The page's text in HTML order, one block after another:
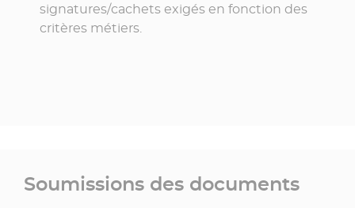
signatures/cachets exigés en fonction des
critères métiers.
Soumissions des documents